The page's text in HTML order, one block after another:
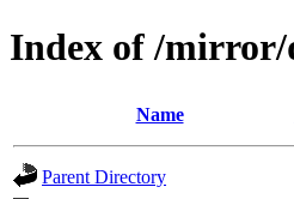
Index of /mirror/
Name
Parent Directory